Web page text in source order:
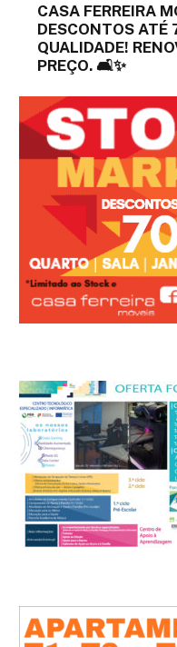
CASA FERREIRA
DESCONTOS ATÉ
QUALIDADE!
PREÇO. 🛋️✨